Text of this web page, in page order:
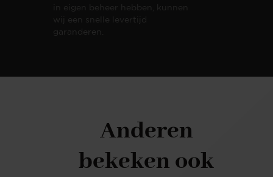
in eigen beheer hebben, kunnen
wij een snelle levertijd
garanderen.
Anderen
bekeken ook